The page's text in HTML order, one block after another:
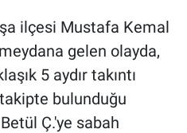
ilçesi Mustafa Kemal
gelen olayda,
5 aydır takıntı
bulunduğu
Ç.'ye sabah